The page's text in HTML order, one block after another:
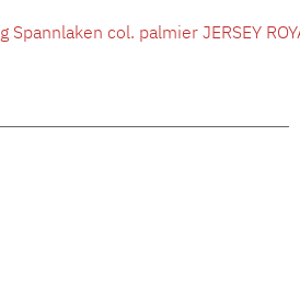
col. palmier JERSEY